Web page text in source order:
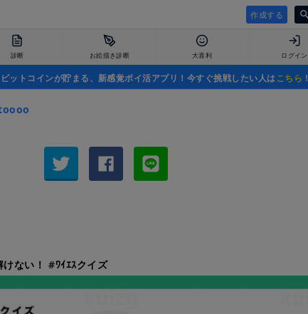
作成する
診断 お絵描き診断 大喜利 ログイン
ットコインが貯まる、新感覚ポイ活アプリ！今すぐ挑戦したい人はこちら ！
けない！ #ﾜｲｴｽクイズ